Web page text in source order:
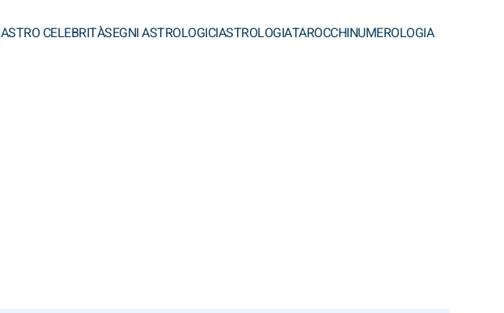
ASTRO CELEBRITÀSEGNI ASTROLOGICIASTROLOGIATAROCCHINUMEROLOGIA